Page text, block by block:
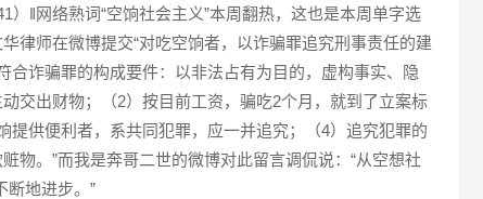
）‖网络熟词“空饷社会主义”本周翻热，这也是本周单字选
律师在微博提交“对吃空饷者，以诈骗罪追究刑事责任的建
合诈骗罪的构成要件：以非法占有为目的，虚构事实、隐
交出财物；（2）按目前工资，骗吃2个月，就到了立案标
提供便利者，系共同犯罪，应一并追究；（4）追究犯罪的
物。”而我是奔哥二世的微博对此留言调侃说：“从空想社
断地进步。”